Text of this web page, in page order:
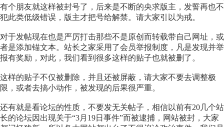
有个朋友就这样被封号了，后来是不断的央求版主，发誓再也不
犯此类低级错误，版主才把号给解禁。请大家引以为戒。
对于发帖现在也是严厉打击那些不是原创而转载带自己网址，或
者是添加锚文本。站长之家采用了会员举报制度，凡是发现并举
报有奖励，对此，我们看到很多这样的贴子也就被删了。
这样的贴子不仅被删除，并且还被屏蔽，请大家不要去调整极
限，或者去搞小动作，被发现的后果很严重。
还有就是看论坛的性质，不要发无关帖子，相信以前有20几个站
长的论坛因出现关于“3月19日事件”而被逮捕，网站被封，大家